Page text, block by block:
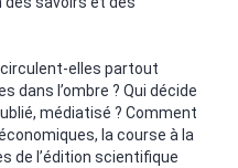
elles partout
dans l’ombre ? Qui décide
médiatisé ? Comment
la course à la
de l’édition scientifique